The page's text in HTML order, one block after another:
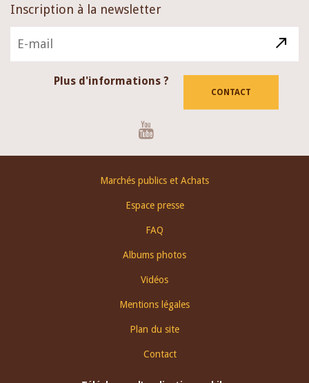
Inscription à la newsletter
Plus d'informations ?
CONTACT
Marchés publics et Achats
Espace presse
FAQ
Albums photos
Vidéos
Mentions légales
Plan du site
Contact